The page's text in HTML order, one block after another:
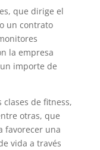
que dirige el
un contrato
la empresa
importe de
clases de fitness,
otras, que
favorecer una
vida a través